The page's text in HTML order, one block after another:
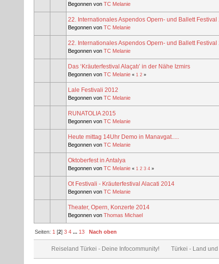
Begonnen von TC Melanie
22. Internationales Aspendos Opern- und Ballett Festival
Begonnen von TC Melanie
22. Internationales Aspendos Opern- und Ballett Festival
Begonnen von TC Melanie
Das ‘Kräuterfestival Alaçatı’ in der Nähe Izmirs
Begonnen von TC Melanie « 1 2 »
Lale Festivali 2012
Begonnen von TC Melanie
RUNATOLIA 2015
Begonnen von TC Melanie
Heute mittag 14Uhr Demo in Manavgat.....
Begonnen von TC Melanie
Oktoberfest in Antalya
Begonnen von TC Melanie « 1 2 3 4 »
Ot Festivali - Kräuterfestival Alacati 2014
Begonnen von TC Melanie
Theater, Opern, Konzerte 2014
Begonnen von Thomas Michael
Seiten: 1 [2]3 4 ... 13 Nach oben
Reiseland Türkei - Deine Infocommunity! Türkei - Land